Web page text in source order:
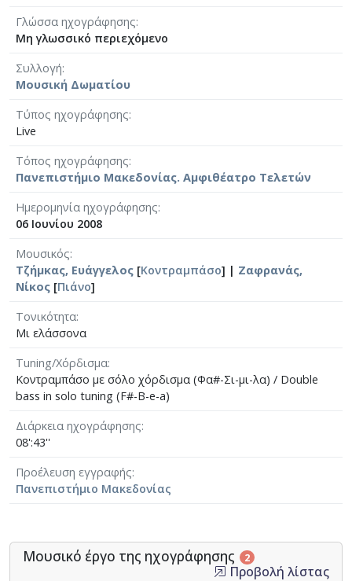
Γλώσσα ηχογράφησης
Μη γλωσσικό περιεχόμενο
Συλλογή
Μουσική Δωματίου
Τύπος ηχογράφησης
Live
Τόπος ηχογράφησης
Πανεπιστήμιο Μακεδονίας. Αμφιθέατρο Τελετών
Ημερομηνία ηχογράφησης
06 Ιουνίου 2008
Μουσικός
Τζήμκας, Ευάγγελος [Κοντραμπάσο] | Ζαφρανάς,
Νίκος [Πιάνο]
Τονικότητα
Μι ελάσσονα
Tuning/Χόρδισμα
Κοντραμπάσο με σόλο χόρδισμα (Φα#-Σι-μι-λα) / Double
bass in solo tuning (F#-B-e-a)
Διάρκεια ηχογράφησης
08':43''
Προέλευση εγγραφής
Πανεπιστήμιο Μακεδονίας
Μουσικό έργο της ηχογράφησης 2
Προβολή λίστας